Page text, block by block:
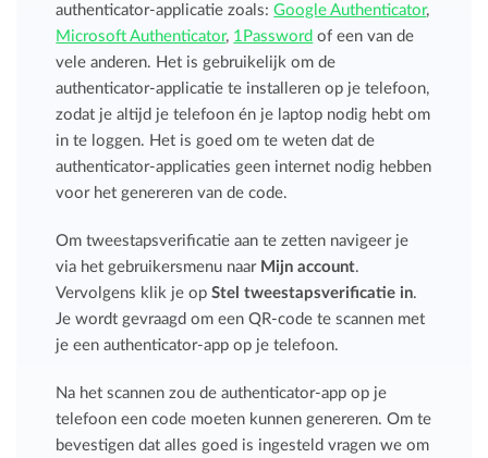
authenticator-applicatie zoals:Google Authenticator,
Microsoft Authenticator, 1Password of een van de
vele anderen. Het is gebruikelijk om de
authenticator-applicatie te installeren op je telefoon,
zodat je altijd je telefoon én je laptop nodig hebt om
in te loggen. Het is goed om te weten dat de
authenticator-applicaties geen internet nodig hebben
voor het genereren van de code.
Om tweestapsverificatie aan te zetten navigeer je
via het gebruikersmenu naar Mijn account.
Vervolgens klik je opStel tweestapsverificatie in.
Je wordt gevraagd om een QR-code te scannen met
je een authenticator-app op je telefoon.
Na het scannen zou de authenticator-app op je
telefoon een code moeten kunnen genereren. Om te
bevestigen dat alles goed is ingesteld vragen we om